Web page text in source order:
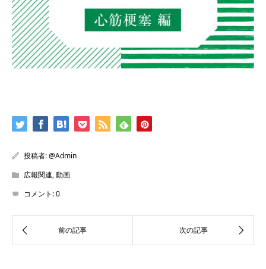
投稿者:@Admin
広報関連,動画
コメント:0